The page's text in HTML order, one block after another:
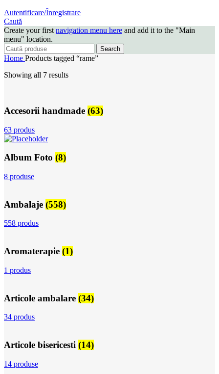
Autentificare/Înregistrare
Caută
Create your first navigation menu here and add it to the "Main
menu" location.
Search
Home Products tagged “rame”
Showing all 7 results
Accesorii handmade (63)
63 produs
Album Foto (8)
8 produse
Ambalaje (558)
558 produs
Aromaterapie (1)
1 produs
Articole ambalare (34)
34 produs
Articole bisericesti (14)
14 produse